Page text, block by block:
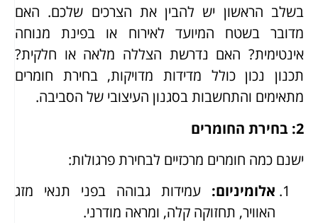
בשלב הראשון יש להבין את הצרכים שלכם. האם
מדובר בשטח המיועד לאירוח או בפינת מנוחה
אינטימית? האם נדרשת הצללה מלאה או חלקית?
תכנון נכון כולל מדידות מדויקות, בחירת חומרים
מתאימים והתחשבות בסגנון העיצובי של הסביבה.
2: בחירת החומרים
ישנם כמה חומרים מרכזיים לבחירת פרגולות:
אלומיניום: עמידות גבוהה בפני תנאי מזג
האוויר, תחזוקה קלה, ומראה מודרני.